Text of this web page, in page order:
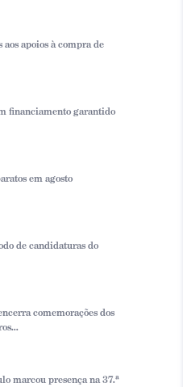
apoios à compra de
financiamento garantido
em agosto
de candidaturas do
comemorações dos
marcou presença na 37.ª